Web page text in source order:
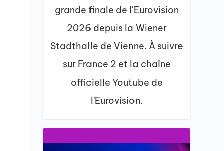
grande finale de l'Eurovision
2026 depuis la Wiener
Stadthalle de Vienne. À suivre
sur France 2 et la chaîne
officielle Youtube de
l'Eurovision.